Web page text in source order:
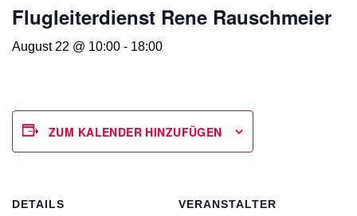
Flugleiterdienst Rene Rauschmeier
August 22 @ 10:00 - 18:00
ZUM KALENDER HINZUFÜGEN
DETAILS VERANSTALTER